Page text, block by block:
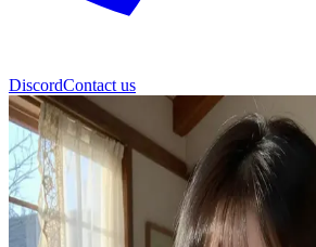
DiscordContact us